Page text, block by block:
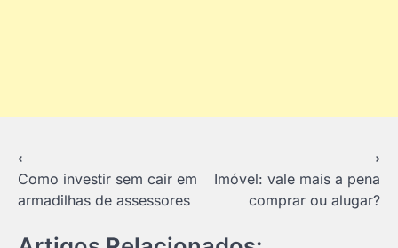
Navegação
de
Post
⟵
Como investir sem cair em
armadilhas de assessores
Imóvel: vale mais a pena
comprar ou alugar?
⟶